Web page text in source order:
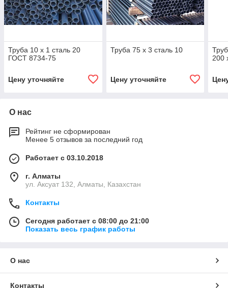
Труба 10 х 1 сталь 20
ГОСТ 8734-75
Цену уточняйте
Труба 75 х 3 сталь 10
Цену уточняйте
200
О нас
Рейтинг не сформирован
Менее 5 отзывов за последний год
Работает с 03.10.2018
г. Алматы
ул. Аксуат 132, Алматы, Казахстан
Контакты
Сегодня работает с 08:00 до 21:00
Показать весь график работы
О нас
Контакты